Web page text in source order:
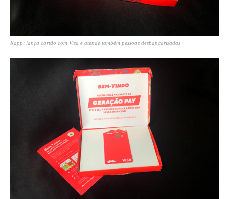
Rappi lança cartão com Visa e atende também pessoas desbancarizadas